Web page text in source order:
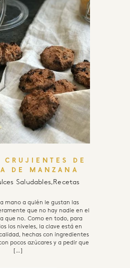
CRUJIENTES DE
DE MANZANA
Saludables,Recetas
mano a quién le gustan las
que no hay nadie en el
que no. Como en todo, para
los niveles, la clave está en
hechas con ingredientes
pocos azúcares y a pedir que
[…]